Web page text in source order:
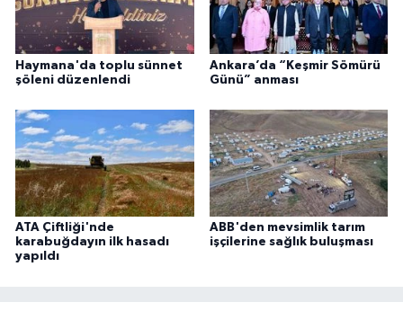
Haymana'da toplu sünnet
şöleni düzenlendi
Ankara’da “Keşmir Sömürü
Günü” anması
ATA Çiftliği'nde
karabuğdayın ilk hasadı
yapıldı
ABB'den mevsimlik tarım
işçilerine sağlık buluşması